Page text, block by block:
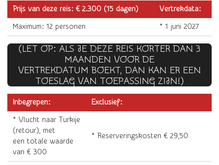
Prijs van deze reis: € 2.300 (15 dagen) Vertrekdata:
Maximum: 12 personen * 1 juni 2027
(LET OP: ALS JE DEZE REIS KORTER DAN 3
MAANDEN VOOR DE
VERTREKDATUM BOEKT, DAN KAN ER EEN
TOESLAG VAN TOEPASSING ZIJN!)
Inbegrepen: Exclusief:
* Vlucht naar Turkije
(retour), met
een totale waarde
van € 300
* Reserveringskosten € 29,50